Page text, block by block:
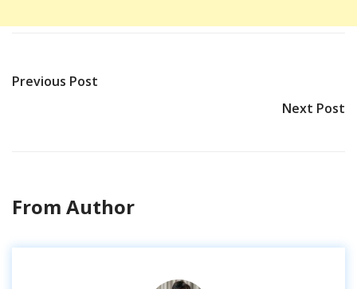
Previous Post
Next Post
From Author